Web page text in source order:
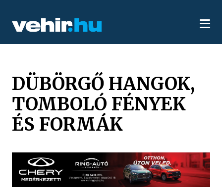
DÜBÖRGŐ HANGOK,
TOMBOLÓ FÉNYEK
ÉS FORMÁK